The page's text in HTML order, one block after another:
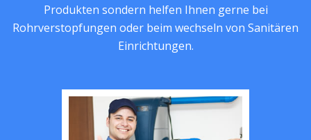
Produkten sondern helfen Ihnen gerne bei
Rohrverstopfungen oder beim wechseln von Sanitären
Einrichtungen.